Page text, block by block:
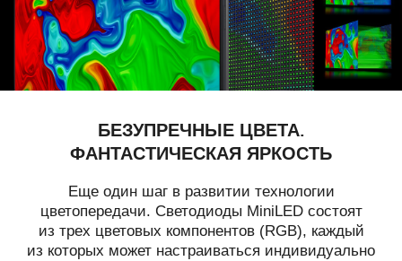
БЕЗУПРЕЧНЫЕ ЦВЕТА.
ФАНТАСТИЧЕСКАЯ ЯРКОСТЬ
Еще один шаг в развитии технологии
цветопередачи. Светодиоды MiniLED состоят
из трех цветовых компонентов (RGB), каждый
из которых может настраиваться индивидуально